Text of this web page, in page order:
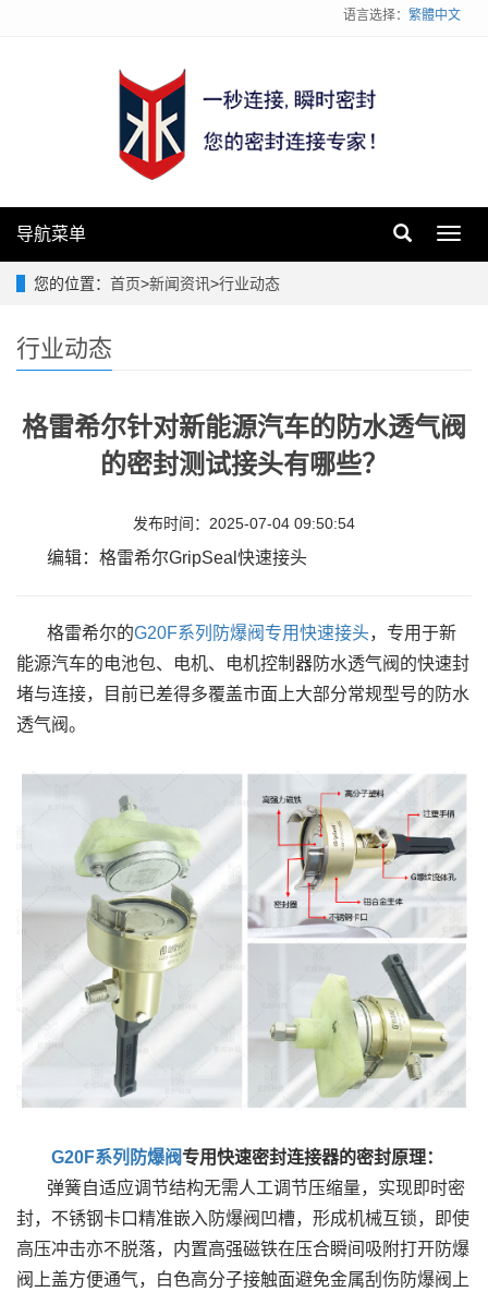
语言选择： 繁體中文
导航菜单
您的位置： 首页>新闻资讯>行业动态
行业动态
格雷希尔针对新能源汽车的防水透气阀
的密封测试接头有哪些？
发布时间：2025-07-04 09:50:54
编辑：格雷希尔GripSeal快速接头
格雷希尔的G20F系列防爆阀专用快速接头，专用于新
能源汽车的电池包、电机、电机控制器防水透气阀的快速封
堵与连接，目前已差得多覆盖市面上大部分常规型号的防水
透气阀。
G20F系列防爆阀专用快速密封连接器的密封原理：
弹簧自适应调节结构无需人工调节压缩量，实现即时密
封，不锈钢卡口精准嵌入防爆阀凹槽，形成机械互锁，即使
高压冲击亦不脱落，内置高强磁铁在压合瞬间吸附打开防爆
阀上盖方便通气，白色高分子接触面避免金属刮伤防爆阀上